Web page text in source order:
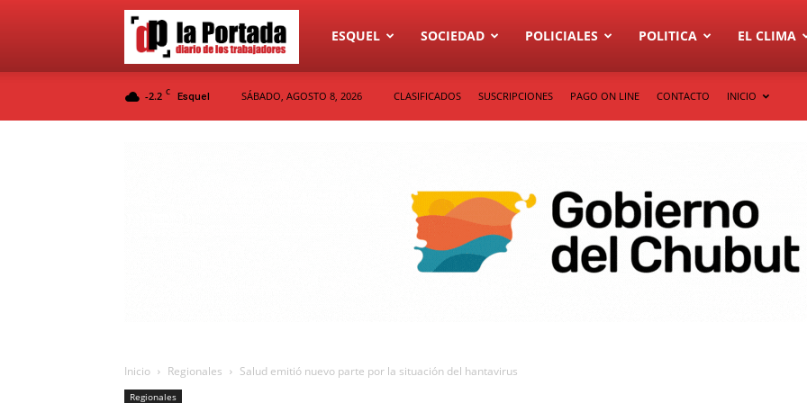
Diario
ESQUEL SOCIEDAD POLICIALES POLITICA EL CLIMA
-2.2 C Esquel SÁBADO, AGOSTO 8, 2026 CLASIFICADOS SUSCRIPCIONES PAGO ON LINE CONTACTO INICIO
Inicio Regionales Salud emitió nuevo parte por la situación del hantavirus
Regionales